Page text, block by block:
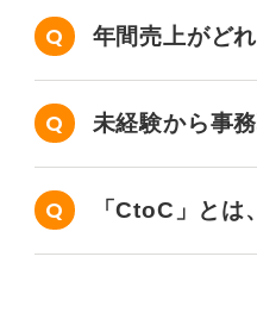
年間売上がど
未経験から事
「CtoC」とは